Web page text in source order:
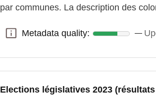
par communes. La description des
Metadata quality:
Metadata quality:
Elections législatives 2023